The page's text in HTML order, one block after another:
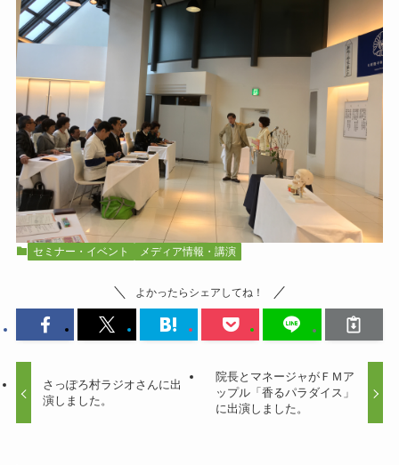
セミナー・イベント メディア情報・講演
よかったらシェアしてね！
さっぽろ村ラジオさんに出
演しました。
院長とマネージャがＦＭア
ップル「香るパラダイス」
に出演しました。